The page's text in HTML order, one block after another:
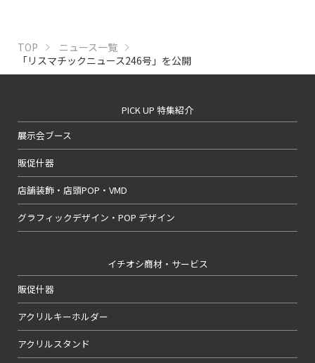
TOP
ニュース一覧
「リスマチックニュース246号」を公開
PICK UP 特集紹介
展示会ブース
販促什器
店舗装飾・店頭POP・VMD
グラフィックデザイン・POP デザイン
イチオシ商材・サービス
販促什器
アクリルキーホルダー
アクリルスタンド